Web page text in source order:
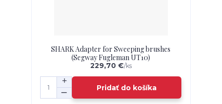
SHARK Adapter for Sweeping brushes
(Segway Fugleman UT10)
229,70 €/ks
Pridať do košíka